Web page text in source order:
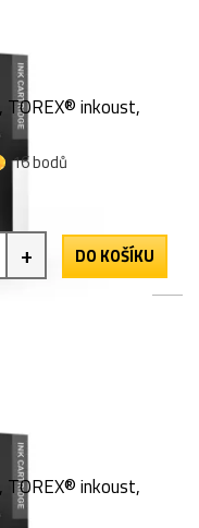
inkoust,
16 bodů
+ DO KOŠÍKU
inkoust,